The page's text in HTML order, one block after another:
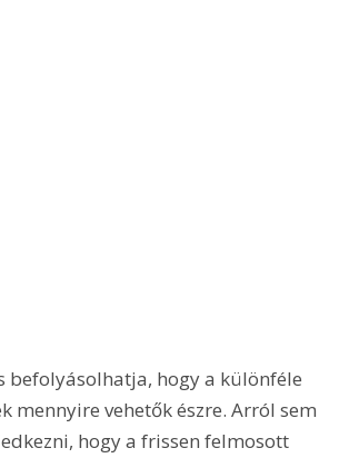
befolyásolhatja, hogy a különféle
mennyire vehetők észre. Arról sem
hogy a frissen felmosott